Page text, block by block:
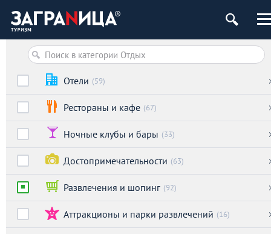
Отели (59)
Рестораны и кафе (67)
Ночные клубы и бары (33)
Достопримечательности (63)
Развлечения и шопинг (92)
Аттракционы и парки развлечений (16)